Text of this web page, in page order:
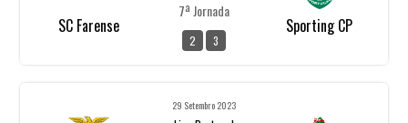
SC Farense
7ª Jornada
2 3
Sporting CP
29 Setembro 2023